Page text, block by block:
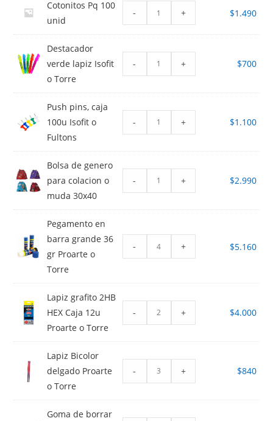
Cotonitos Pq 100
unid
- + $1.490
Destacador
verde lapiz Isofit
o Torre
- + $700
Push pins, caja
100u Isofit o
Fultons
- + $1.100
Bolsa de genero
para colacion o
muda 30x40
- + $2.990
Pegamento en
barra grande 36
gr Proarte o
Torre
- + $5.160
Lapiz grafito 2HB
HEX Caja 12u
Proarte o Torre
- + $4.000
Lapiz Bicolor
delgado Proarte
o Torre
- + $840
Goma de borrar